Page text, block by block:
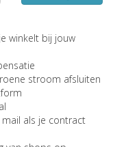
winkelt bij jouw
stroom afsluiten
als je contract